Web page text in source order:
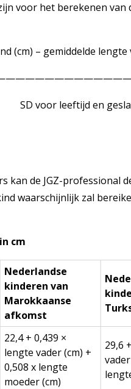
voor het berekenen van
lengte
en
kan de JGZ-professional
waarschijnlijk zal
cm
Nederlandse
kinderen van
Marokkaanse
afkomst
22,4 + 0,439 ×
lengte vader (cm) +
0,508 x lengte
moeder (cm)
29,6